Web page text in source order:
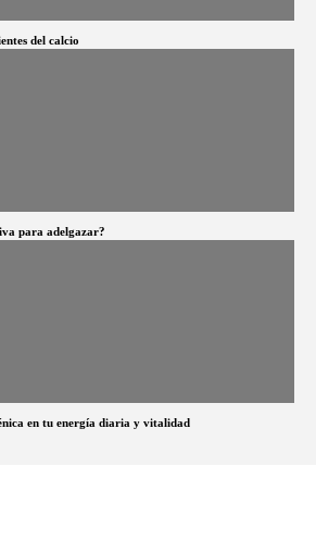
del calcio
para adelgazar?
en tu energía diaria y vitalidad